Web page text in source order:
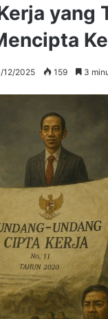
yang
12/2025 159 3